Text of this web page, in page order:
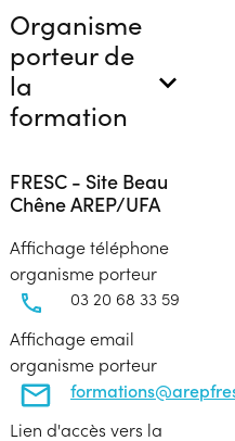
Organisme
porteur de
la
formation
FRESC - Site Beau
Chêne AREP/UFA
Affichage téléphone
organisme porteur
03 20 68 33 59
Affichage email
organisme porteur
Lien d'accès vers la